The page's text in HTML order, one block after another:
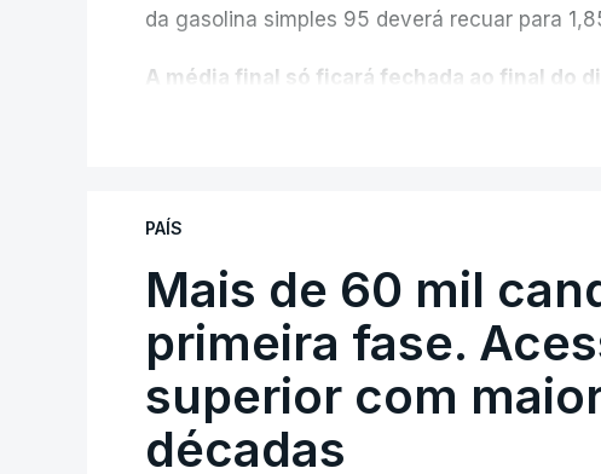
da gasolina simples 95 deverá recuar para
A média final só ficará fechada ao final do
também poderá alterar os valores previstos.
O Governo comprometeu-se a aplicar uma
sempre que se verifique um aumento do
cêntimos, para mitigar a escalada de preços.
Depois de uma subida inicial devido à guerra
Oriente e ao fecho do estreito de Ormuz, os
PAÍS
Mais de 60 mil
primeira fase.
superior com
décadas